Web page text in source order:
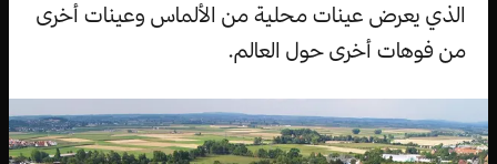
الذي يعرض عينات محلية من الألماس وعينات أخرى
من فوهات أخرى حول العالم.